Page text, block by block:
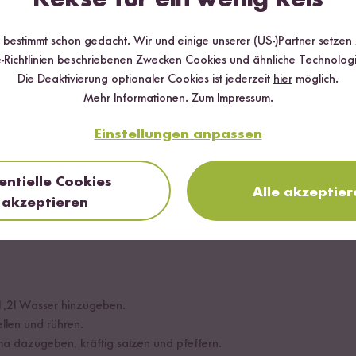
lösen, das grobe Fett entfernen und in 2-3cm große Würfel
und die Karotten fein raspeln.
Gußeisen) mit 2cm Rapsöl bedecken.
und rühren.
und Zwiebeln im gleichen Topf glasig braten.
Wasser hinzugeben.
und rühren.
dazugeben, kräftig salzen und pfeffern.
bestimmt schon gedacht. Wir und einige unserer (US-)Partner
Richtlinien beschriebenen Zwecken Cookies und ähnliche
Die Deaktivierung optionaler Cookies ist jederzeit hier möglich.
Mehr Informationen. Zum Impressum.
Einstellungen anpassen
Cookies
akzeptieren
Alle